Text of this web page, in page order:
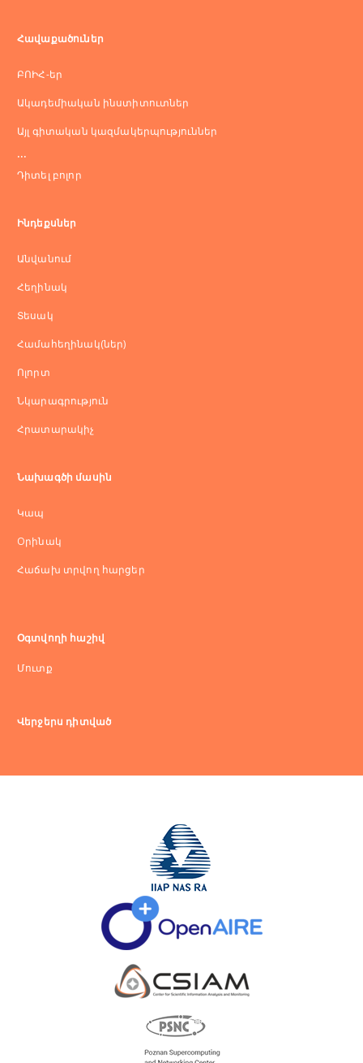
Հավաքածուներ
ԲՈԻՀ-եր
Ակադեմիական ինստիտուտներ
Այլ գիտական կազմակերպություններ
...
Դիտել բոլոր
Ինդեքսներ
Անվանում
Հեղինակ
Տեսակ
Համահեղինակ(ներ)
Ոլորտ
Նկարագրություն
Հրատարակիչ
Նախագծի մասին
Կապ
Оրինակ
Հաճախ տրվող հարցեր
Օգտվողի հաշիվ
Մուտք
Վերջերս դիտված